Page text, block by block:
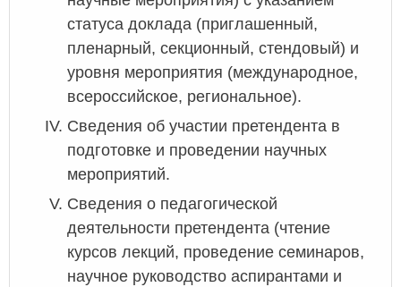
статуса доклада (приглашенный,
пленарный, секционный, стендовый) и
уровня мероприятия (международное,
всероссийское, региональное).
Сведения об участии претендента в
подготовке и проведении научных
мероприятий.
Сведения о педагогической
деятельности претендента (чтение
курсов лекций, проведение семинаров,
научное руководство аспирантами и